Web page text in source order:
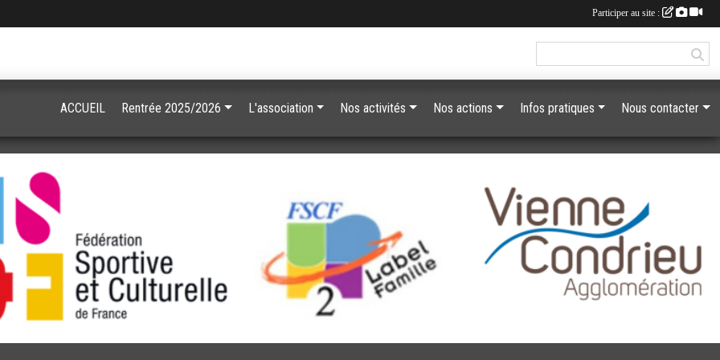
ACCUEIL Rentrée 2025/2026 L'association Nos activités Nos actions Infos pratiques Nous contacter
Participer au site :